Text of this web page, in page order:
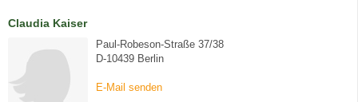
Claudia Kaiser
Paul-Robeson-Straße 37/38
D-10439 Berlin
E-Mail senden